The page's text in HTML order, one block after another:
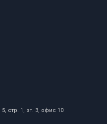
стр. 1, эт. 3, офис 10